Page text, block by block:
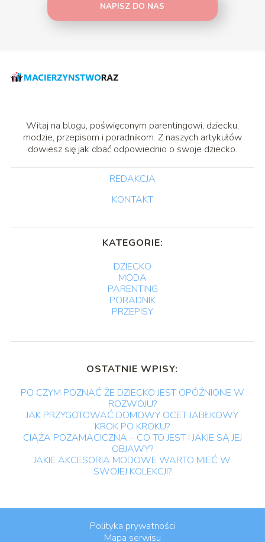
NAPISZ DO NAS
Witaj na blogu, poświęconym parentingowi, dziecku,
modzie, przepisom i poradnikom. Z naszych artykułów
dowiesz się jak dbać odpowiednio o swoje dziecko.
REDAKCJA
KONTAKT
KATEGORIE:
DZIECKO
MODA
PARENTING
PORADNIK
PRZEPISY
OSTATNIE WPISY:
PO CZYM POZNAĆ ŻE DZIECKO JEST OPÓŹNIONE W
ROZWOJU?
JAK PRZYGOTOWAĆ DOMOWY OCET JABŁKOWY
KROK PO KROKU?
CIĄŻA POZAMACICZNA – CO TO JEST I JAKIE SĄ JEJ
OBJAWY?
JAKIE AKCESORIA MODOWE WARTO MIEĆ W
SWOJEJ KOLEKCJI?
Polityka prywatności
Mapa serwisu